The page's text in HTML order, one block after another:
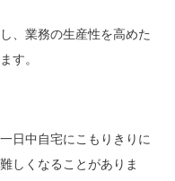
、業務の生産性を高めた
す。
日中自宅にこもりきりに
しくなることがありま